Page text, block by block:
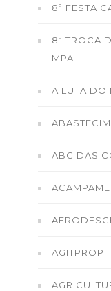
8ª FESTA
8ª TROCA
MPA
A LUTA DO
ABC DAS
AGITPROP